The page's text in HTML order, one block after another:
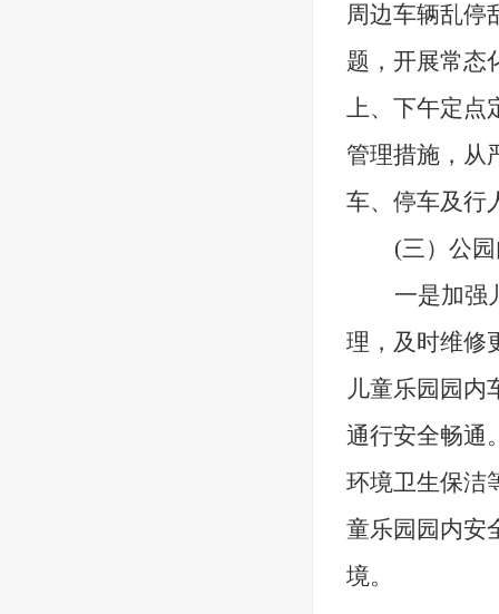
周边车辆乱停
题，开展常态
上、下午定点
管理措施，从
车、停车及行
(三） 公
一是加强
理，及时维修
儿童乐园园内
通行安全畅通
环境卫生保洁
童乐园园内安
境。